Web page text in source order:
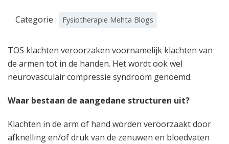
Categorie : Fysiotherapie Mehta Blogs
TOS klachten veroorzaken voornamelijk klachten van
de armen tot in de handen. Het wordt ook wel
neurovasculair compressie syndroom genoemd.
Waar bestaan de aangedane structuren uit?
Klachten in de arm of hand worden veroorzaakt door
afknelling en/of druk van de zenuwen en bloedvaten